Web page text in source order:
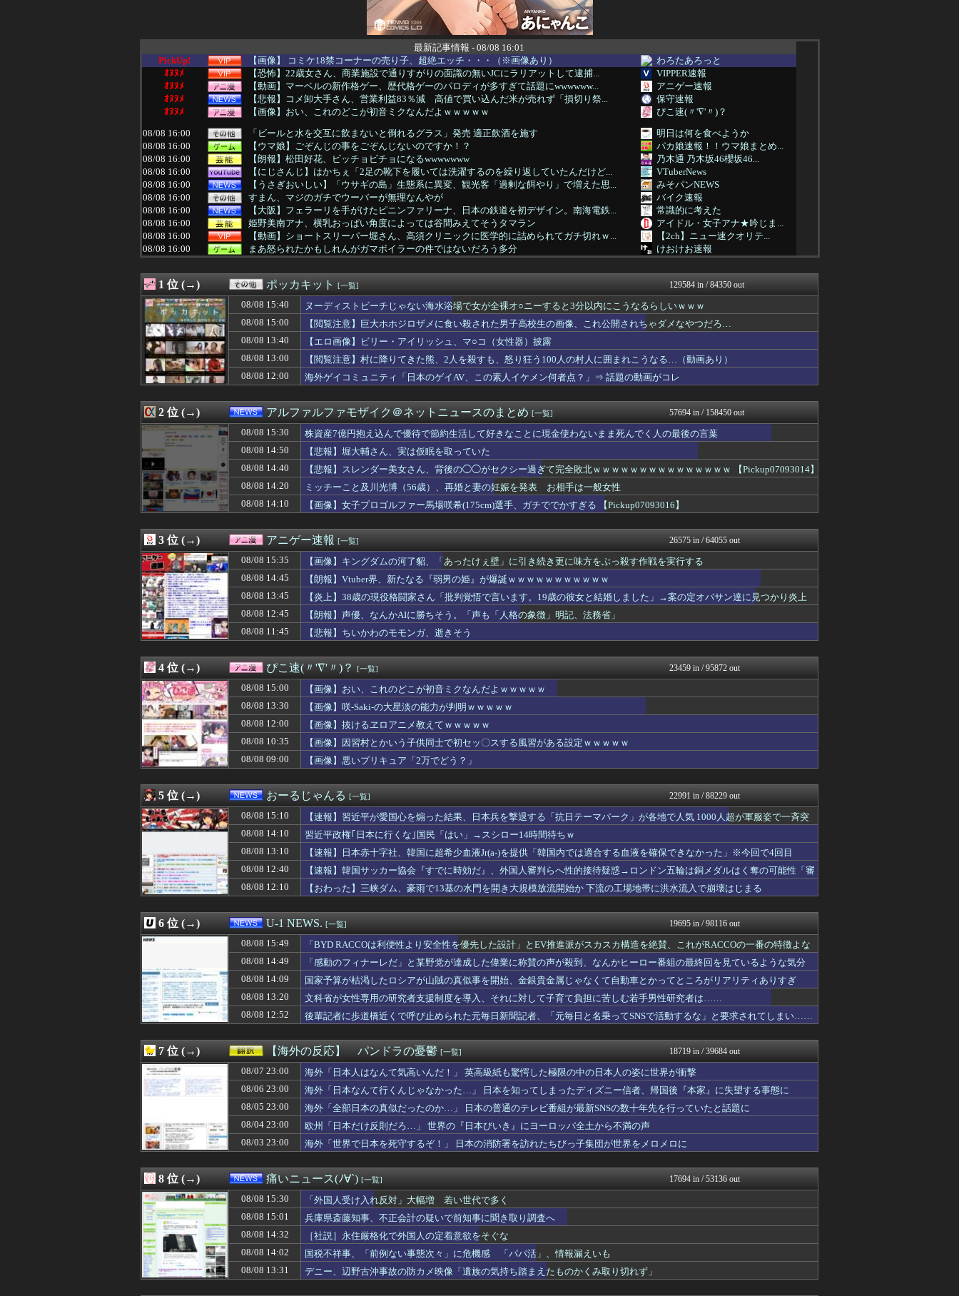
最新記事情報 - 08/08 16:01
PickUp!
【画像】 コミケ18禁コーナーの売り子、超絶エッチ・・・（※画像あり）
わろたあろっと
ｵﾇﾇﾒ
【恐怖】22歳女さん、商業施設で通りすがりの面識の無いJCにラリアットして逮捕...
VIPPER速報
ｵﾇﾇﾒ
【動画】マーベルの新作格ゲー、歴代格ゲーのパロディが多すぎて話題にwwwwww...
アニゲー速報
ｵﾇﾇﾒ
【悲報】コメ卸大手さん、営業利益83％減 高値で買い込んだ米が売れず「損切り祭...
保守速報
ｵﾇﾇﾒ
【画像】おい、これのどこが初音ミクなんだよｗｗｗｗｗ
ぴこ速(〃'∇'〃)？
08/08 16:00
「ビールと水を交互に飲まないと倒れるグラス」発売 適正飲酒を施す
明日は何を食べようか
08/08 16:00
【ウマ娘】ごぞんじの事をごぞんじないのですか！？
パカ娘速報！！ウマ娘まとめ...
08/08 16:00
【朗報】松田好花、ビッチョビチョになるwwwwwww
乃木通 乃木坂46櫻坂46...
08/08 16:00
【にじさんじ】はかちぇ「2足の靴下を履いては洗濯するのを繰り返していたんだけど...
VTuberNews
08/08 16:00
【うさぎおいしい】「ウサギの島」生態系に異変、観光客「過剰な餌やり」で増えた思...
みそパンNEWS
08/08 16:00
すまん、マジのガチでウーバーが無理なんやが
バイク速報
08/08 16:00
【大阪】フェラーリを手がけたピニンファリーナ、日本の鉄道を初デザイン。南海電鉄...
常識的に考えた
08/08 16:00
姫野美南アナ、横乳おっぱい角度によっては谷間みえてそうタマラン
アイドル・女子アナ★吟じま...
08/08 16:00
【動画】ショートスリーパー堀さん、高須クリニックに医学的に詰められてガチ切れｗ...
【2ch】ニュー速クオリテ...
08/08 16:00
まあ怒られたかもしれんがガマボイラーの件ではないだろう多分
けおけお速報
08/08 15:58
【速報】賀喜遥香、金川紗耶、弓木奈於が卒業
乃木坂46まとめ 乃木りん...
08/08 15:55
放課後、弓袋を背負って練習へ向かう女子高生に中国SNS「青春」「うらやましい」...
国難にあってもの申す！！
08/08 15:54
【試合結果】日本ハム2軍vs楽天 1-7｜東地区14回戦｜個人成績｜8/8
ファイターズ王国＠日ハムま...
08/08 15:53
【ラブライブ！】菅叶和さん、高校生の時に父親を亡くしていた【声優】
コンテンツ・声優 | ラブ...
08/08 15:51
【巨人対ヤクルト17回戦】巨人、2回裏2アウト一二塁から浦田のタイムリーで同点...
なんじぇいスタジアム＠なん...
08/08 15:50
「トランプ級」戦艦、建造費は総額43兆円か
08/08 15:49
「BYD RACCOは利便性より安全性を優先した設計」とEV推進派がスカスカ構...
U-1 NEWS.
08/08 15:48
ＦＦ史上最高傑作は？ニワカ「4！」馬鹿「8やね」陰キャ「7だろ？」←これｗｗｗ
アニはつ -アニメ発信場-
08/08 15:47
【拡散希望】辺野古転覆事故遺族が「全容解明と再発防止を求める会」設立 継続的に...
正義の見方
08/08 15:45
【悲報】ワイ、半導体で破産寸前ｗｗｗｗｗｗｗｗｗｗ
【サッカー まとめ】サカラ...
08/08 15:44
【悲報】インターネットプロバイダーから開示請求が届いた…
ガジェット2ch
08/08 15:40
賀喜遥香ちゃん、ついにインスタアカウントを開設！！！【乃木坂46】
坂道情報通～乃木坂46まと...
08/08 15:40
【画像】コメ 損切り加速ｗｗｗｗｗｗｗｗｗ
スコールちゃんねる｜２ちゃ...
08/08 15:40
【テレビ離れ】テレビ大好き高齢者の「テレビ離れ」も始まる 60代・70代も視聴...
08/08 15:40
台風13号は中国大陸に行ったけど、15号の予想進路…なんだこれ？
にゅーすアルー！
08/08 15:40
ヌーディストビーチじゃない海水浴場で女が全裸オ○ニーすると3分以内にこうなるら...
ポッカキット
08/08 15:38
北朝鮮の弾道ミサイル部隊、ロシアのヴォロネジ州に展開か…北朝鮮は本質的にウクラ...
軍事・ミリタリー速報☆彡
08/08 15:38
【朗報】 イーロン「Xでインプレゾンビが多すぎるから収益分配プログラムやめ...
なんJ PRIDE
08/08 15:35
韓国人「不適切接待疑惑、2002年イタリア・スペイン戦で『韓国に奪われた』と欧...
世界の憂鬱 海外・韓国の反...
08/08 15:35
【画像】女ってこんなに変わるもんなんか？ｗｗｗｗｗｗｗｗｗｗｗｗｗｗｗｗｗｗ...
不思議.net - 5ch...
08/08 15:35
【画像】キングダムの河了貂、「あったけぇ壁」に引き続き更に味方をぶっ殺す作戦を...
アニゲー速報
08/08 15:35
セの投手の打席、平均打率0割台ケガのリスクあり走って疲れる←これを今年までやっ...
ツバメ速報＠ヤクルトスワロ...
08/08 15:34
【画像】本田翼さんのおっぱい、限界突破ｗｗｗｗｗｗｗｗｗ
08/08 15:33
【巨人対ヤクルト18回戦】ヤクルト、2回表1アウト三塁から内山壮真のタイムリー...
なんじぇいスタジアム＠なん...
08/08 15:33
下着がエ◯チな変態女(50)のアソコを70分舐め回して深くイカせた結果ｗｗｗｗ...
えっ!?またここのサイト?
08/08 15:33
親や教師に勧められて私立上位大に進み、企業の総合職に就いた。でも結婚相手に求め...
修羅の華-家庭・生活まとめ
08/08 15:32
【画像】木星、ヤバすぎるｗｗｗｗｗｗｗｗｗｗｗｗ
08/08 15:31
韓国人「本当にこれだけは日本がうらやましいと感じるものがこちら・・・」
コリアル
08/08 15:30
「外国人受け入れ反対」大幅増 若い世代で多く
痛いニュース(ﾉ∀`)
08/08 15:30
【画像】温泉の中でこれやる奴ｗｗｗｗｗｗｗｗｗ
08/08 15:30
【画像】ロピアのパワー全開おにぎり444円ｗｗｗｗｗｗｗｗｗｗｗｗ
VIPPER速報
08/08 15:30
株資産7億円抱え込んで優待で節約生活して好きなことに現金使わないまま死んでく人...
08/08 15:30
スマスロモンキーターンⅥが2027年1月以降に登場！？ゼーガペインは抱き合わせ...
08/08 15:30
こいつに金を流す政党って 〜 立憲民主ブレーンの菅野完氏、メルチュ折田社長に人...
08/08 15:29
【朗報】前阪神・岡田彰布(68)、何故かご機嫌wwwwwwwwwwwwww
なんじぇいスタジアム＠なん...
08/08 15:29
今週の咲-Saki-、役満炸裂で大荒れ
08/08 15:26
二軍試合実況 8月8日16:00～ ロッテ－巨人
まとめロッテ！
08/08 15:22
エドウィン・ディアス(3年103億円) 11登板 防御率11.00 WHIP2...
なんじぇいスタジアム＠なん...
08/08 15:21
【朗報】鈴木奈々、今が最も巨乳とのこと(画像あり)
BIPブログ
08/08 15:20
【悲報】 飛行機のパイロットさん、「駅弁」を食べていることがバレる……
キニ速
基地外パヨク集団「人殺しの汚い足で広島の土を踏むな！」→広島県民「お前らの方が...
ラビット速報
08/08 15:19
【画像】裏垢JD「新しい下着可愛いからみて！」www
じわ速 芸能ニュースまとめ
08/08 15:17
韓国人「韓国サッカー審判性接待した試合の結果を全部調べると……」
ハウメニージャパン！
08/08 15:15
【画像】NASAが開発した素材採用､着るだけで瞬時に-15℃冷却する冷感ポンチ...
理想ちゃんねる
08/08 15:15
家の前の花火が一斉に暴発、玄関先に駆け込む一家「なんであのドア鍵かけてんだ」【...
QQQ(海外の反応)
08/08 15:15
友達「お前、なんか性犯罪者みたいな思考で気持ち悪いな」言われたわ
08/08 15:15
公園で海老剥いて食べてたらこうなるwww
まとめCUP
08/08 15:12
彼氏からプロポーズされた私。だが彼は自分の両親に私の存在を一度も報告してなかっ...
浮気ちゃんねる
【仮面ライダー電王】ウラタロス、嘘つきだけど意外と常識人寄りだよね
ヒーローNEWS
08/08 15:12
【悲報】熊本の被災地、『異常事態』が発生してしまう！！！！！！！！
NEWSまとめもりー｜2c...
08/08 15:11
【悲報】佐藤二朗さん主演の「踊る」スピンオフ作品、結局撮影中止が決定wwwww...
mashlife通信
08/08 15:10
中日・阿部（控え目に言ってゴッド）の走者別の打撃成績が異次元すぎるｗｗｗｗｗｗ...
なんじぇいスタジアム＠なん...
08/08 15:10
【悲報】佐藤二朗さん主演の「踊る」スピンオフ作品、結局撮影中止が決定ｗｗｗｗ...
なんJ PRIDE
08/08 15:10
【画像】爆乳のオタク女さん、うっかりインタビューを受けてしまうｗｗｗwｗｗｗｗ...
なんJミュージアム
08/08 15:10
【速報】習近平が愛国心を煽った結果、日本兵を撃退する「抗日テーマパーク」が各地...
おーるじゃんる
08/08 15:09
【悲報】九州名物の鶏刺しを食べた医師、全身麻痺になり車椅子生活「死んだ方が良い...
08/08 15:09
【始まる】轟はじめが『あつまれどうぶつの森』でホテル経営！？
トレンドの通り道
08/08 15:09
じゃあ逆に「これはチェーン店でいいぞ」って奴、挙げてけwwwwwwwww
ぶる速-VIP
08/08 15:09
タイミング悪かった。猫を拾ったのが年末でそのまま年を越すことになった
おうち速報
【悲報】Q：なぜ辺野古転覆事故の防カメ映像をすぐに公開しなかったのか？ → 玉...
政経ワロスまとめニュース♪
08/08 15:08
おひさまの『イチャイチャ虫』発表時の反応が悲惨すぎる
08/08 15:06
『マリオカートワールド』はどうすればよかったのか
げぇ速
08/08 15:06
会社の事務員が社用車のブレーキとアクセルを踏み間違えた。それでフェンスを突き破...
修羅場ライフ速報
08/08 15:05
【画像】塩崎実央アナ、久々のスタジオで立派なYCを披露してしまうwwwww
女子アナお宝画像速報－5c...
08/08 15:05
キャッシュレス派の人が現金のみの店に文句言ってるのってどう思う？
08/08 15:05
こども園から孫が怪我した迎えにと連絡あり。石をどかしてミミズ集め足の上に石を落...
08/08 15:05
【悲報】ダウンタウン浜田さん、差別発言と受け取られる一言で炎上ｗｗｗｗ
08/08 15:05
「BLEACH」のユーハバッハって、今見返すとあんま『全知全能』感ないよな・・...
最強ジャンプ放送局
08/08 15:05
【悲報】田中みな実(39)、妊娠して顔が別人のように変わる
08/08 15:04
【悲報】全盛期のエマ・ワトソン可愛すぎワロッタｗｗｗｗｗｗｗｗｗ
08/08 15:03
義実家で連休の食事は簡単に済ませようと話してたら義兄嫁が泣き出した。「子供の食...
修羅の華-家庭・生活まとめ
08/08 15:03
【ひぇ】PTA会長「PTA参加拒否した親へ最終警告。こうなってもいい？」
Zチャンネル＠VIP
1 位 (→) ポッカキット [一覧] 129584 in / 84350 out
08/08 15:40
ヌーディストビーチじゃない海水浴場で女が全裸オ○ニーすると3分以内にこうなるらしいｗｗｗ
08/08 15:00
【閲覧注意】巨大ホホジロザメに食い殺された男子高校生の画像、これ公開されちゃダメなやつだろ…
08/08 13:40
【エロ画像】ビリー・アイリッシュ、マ○コ（女性器）披露
08/08 13:00
【閲覧注意】村に降りてきた熊、2人を殺すも、怒り狂う100人の村人に囲まれこうなる…（動画あり）
08/08 12:00
海外ゲイコミュニティ「日本のゲイAV、この素人イケメン何者点？」⇒ 話題の動画がコレ
2 位 (→) アルファルファモザイク＠ネットニュースのまとめ [一覧] 57694 in / 158450 out
08/08 15:30
株資産7億円抱え込んで優待で節約生活して好きなことに現金使わないまま死んでく人の最後の言葉
08/08 14:50
【悲報】堀大輔さん、実は仮眠を取っていた
WWWWWWWWWWWWWWWWWWWWWWWWWWWWWWWWWWWWWWWWWW
08/08 14:40
【悲報】スレンダー美女さん、背後の◯◯がセクシー過ぎて完全敗北ｗｗｗｗｗｗｗｗｗｗｗｗｗｗｗ 【Pickup07093014】
08/08 14:20
ミッチーこと及川光博（56歳）、再婚と妻の妊娠を発表 お相手は一般女性
08/08 14:10
【画像】女子プロゴルファー馬場咲希(175cm)選手、ガチででかすぎる 【Pickup07093016】
3 位 (→) アニゲー速報 [一覧] 26575 in / 64055 out
08/08 15:35
【画像】キングダムの河了貂、「あったけぇ壁」に引き続き更に味方をぶっ殺す作戦を実行する
08/08 14:45
【朗報】Vtuber界、新たなる『弱男の姫』が爆誕ｗｗｗｗｗｗｗｗｗｗｗ
08/08 13:45
【炎上】38歳の現役格闘家さん「批判覚悟で言います。19歳の彼女と結婚しました」→案の定オバサン達に見つかり炎上
08/08 12:45
【朗報】声優、なんかAIに勝ちそう。「声も「人格の象徴」明記、法務省」
08/08 11:45
【悲報】ちいかわのモモンガ、逝きそう
4 位 (→) ぴこ速(〃'∇'〃)？ [一覧] 23459 in / 95872 out
08/08 15:00
【画像】おい、これのどこが初音ミクなんだよｗｗｗｗｗ
08/08 13:30
【画像】咲-Saki-の大星淡の能力が判明ｗｗｗｗｗ
08/08 12:00
【画像】抜けるヱロアニメ教えてｗｗｗｗｗ
08/08 10:35
【画像】因習村とかいう子供同士で初セッ〇スする風習がある設定ｗｗｗｗｗ
08/08 09:00
【画像】悪いプリキュア「2万でどう？」
5 位 (→) おーるじゃんる [一覧] 22991 in / 88229 out
08/08 15:10
【速報】習近平が愛国心を煽った結果、日本兵を撃退する「抗日テーマパーク」が各地で人気 1000人超が軍服姿で一斉突
撃！
08/08 14:10
習近平政権｢日本に行くな｣国民「はい」→スシロー14時間待ちｗ
08/08 13:10
【速報】日本赤十字社、韓国に超希少血液Jr(a-)を提供「韓国内では適合する血液を確保できなかった」※今回で4回目
08/08 12:40
【速報】韓国サッカー協会『すでに時効だ』、外国人審判らへ性的接待疑惑→ロンドン五輪は銅メダルはく奪の可能性「審
判の国籍は日本、UAE、イラン」
08/08 12:10 【おわった】三峡ダム、豪雨で13基の水門を開き大規模放流開始か 下流の工場地帯に洪水流入で崩壊はじまる
6 位 (→) U-1 NEWS. [一覧] 19695 in / 98116 out
08/08 15:49
「BYD RACCOは利便性より安全性を優先した設計」とEV推進派がスカスカ構造を絶賛、これがRACCOの一番の特徴よな
08/08 14:49
「感動のフィナーレだ」と某野党が達成した偉業に称賛の声が殺到、なんかヒーロー番組の最終回を見ているような気分
に……
08/08 14:09
国家予算が枯渇したロシアが山賊の真似事を開始、金銀貴金属じゃなくて自動車とかってところがリアリティありすぎ
る……
08/08 13:20
文科省が女性専用の研究者支援制度を導入、それに対して子育て負担に苦しむ若手男性研究者は……
08/08 12:52
後輩記者に歩道橋近くで呼び止められた元毎日新聞記者、「元毎日と名乗ってSNSで活動するな」と要求されてしまい……
7 位 (→) 【海外の反応】 パンドラの憂鬱 [一覧] 18719 in / 39684 out
08/07 23:00
海外「日本人はなんて気高いんだ！」 英高級紙も驚愕した極限の中の日本人の姿に世界が衝撃
08/06 23:00
海外「日本なんて行くんじゃなかった…」 日本を知ってしまったディズニー信者、帰国後『本家』に失望する事態に
08/05 23:00
海外「全部日本の真似だったのか…」 日本の普通のテレビ番組が最新SNSの数十年先を行っていたと話題に
08/04 23:00
欧州「日本だけ反則だろ…」 世界の『日本びいき』にヨーロッパ全土から不満の声
08/03 23:00
海外「世界で日本を死守するぞ！」 日本の消防署を訪れたちびっ子集団が世界をメロメロに
8 位 (→) 痛いニュース(ﾉ∀`) [一覧] 17694 in / 53136 out
08/08 15:30
「外国人受け入れ反対」大幅増 若い世代で多く
08/08 15:01
兵庫県斎藤知事、不正会計の疑いで前知事に聞き取り調査へ
08/08 14:32
［社説］永住厳格化で外国人の定着意欲をそぐな
08/08 14:02
国税不祥事、「前例ない事態次々」に危機感 「パパ活」、情報漏えいも
08/08 13:31
デニー、辺野古沖事故の防カメ映像「遺族の気持ち踏まえたものかくみ取り切れず」